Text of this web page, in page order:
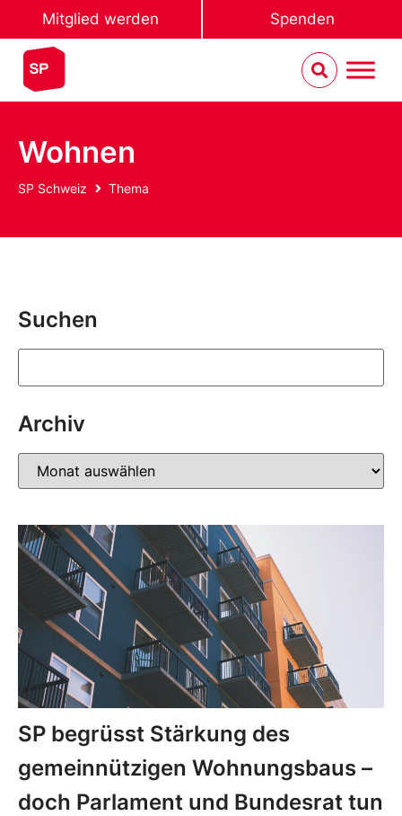
Mitglied werden Spenden
Wohnen
SP Schweiz Thema
Suchen
Archiv
SP begrüsst Stärkung des
gemeinnützigen Wohnungsbaus –
doch Parlament und Bundesrat tun